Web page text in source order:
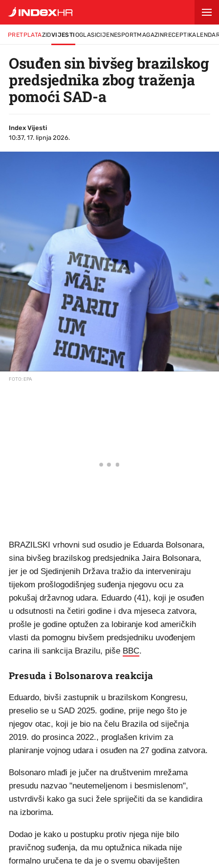
PRETPLATAZIDVIJESTIOGLASICIJENESPORTMAGAZINRECEPTI
Osuđen sin bivšeg brazilskog
predsjednika zbog traženja
pomoći SAD-a
Index Vijesti
10:37, 17. lipnja 2026.
FOTO: EPA
BRAZILSKI vrhovni sud osudio je Eduarda Bolsonara,
sina bivšeg brazilskog predsjednika Jaira Bolsonara,
jer je od Sjedinjenih Država tražio da interveniraju
tijekom prošlogodišnjeg suđenja njegovu ocu za
pokušaj državnog udara. Eduardo (41), koji je osuđen
u odsutnosti na četiri godine i dva mjeseca zatvora,
prošle je godine optužen za lobiranje kod američkih
vlasti da pomognu bivšem predsjedniku uvođenjem
carina ili sankcija Brazilu, piše BBC.
Presuda i Bolsonarova reakcija
Eduardo, bivši zastupnik u brazilskom Kongresu,
preselio se u SAD 2025. godine, prije nego što je
njegov otac, koji je bio na čelu Brazila od siječnja
2019. do prosinca 2022., proglašen krivim za
planiranje vojnog udara i osuđen na 27 godina zatvora.
Bolsonaro mlađi je jučer na društvenim mrežama
presudu nazvao "neutemeljenom i besmislenom",
ustvrdivši kako ga suci žele spriječiti da se kandidira
na izborima.
Dodao je kako u postupku protiv njega nije bilo
pravičnog suđenja, da mu optužnica nikada nije
formalno uručena te da je o svemu obaviješten